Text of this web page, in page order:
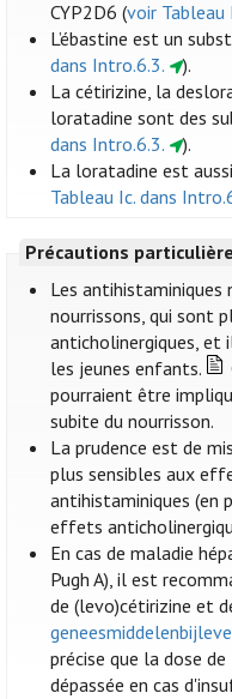
CYP2D6 (voir Tableau
L’ébastine est un
dans Intro.6.3.
).
La cétirizine, la
loratadine sont des
dans Intro.6.3.
).
La loratadine est
Tableau Ic. dans
Précautions
Les
nourrissons, qui sont
anticholinergiques, et
les jeunes enfants.
pourraient être
subite du nourrisson.
La prudence est de
plus sensibles aux
antihistaminiques
effets
En cas de maladie
Pugh A), il est
de (levo)cétirizine et
précise que la dose
dépassée en cas